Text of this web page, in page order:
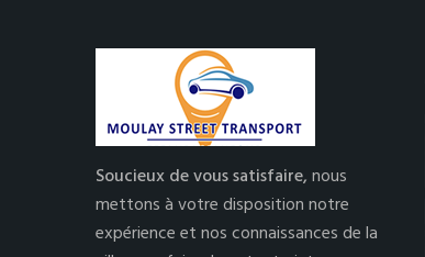
Soucieux de vous satisfaire,nous
mettons à votre disposition notre
expérience et nos connaissances de la